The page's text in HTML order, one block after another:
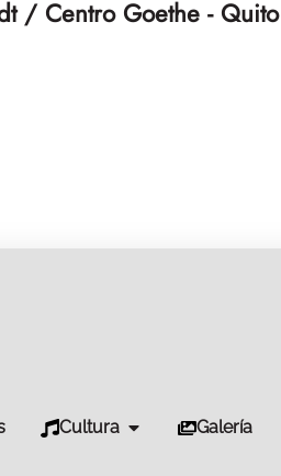
/ Centro Goethe - Quito
Cultura Galería